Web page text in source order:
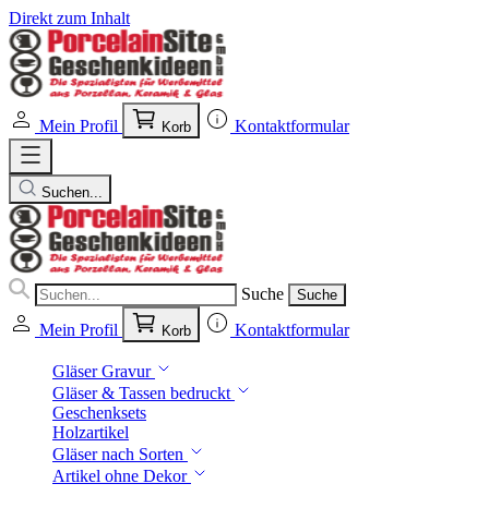
Direkt zum Inhalt
Mein Profil Korb Kontaktformular
Suchen...
Suche Suche
Mein Profil Korb Kontaktformular
Gläser Gravur
Gläser & Tassen bedruckt
Geschenksets
Holzartikel
Gläser nach Sorten
Artikel ohne Dekor